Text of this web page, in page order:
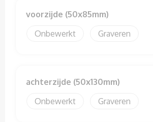
Veiligheidsvesten en Veiligheidshesjes
Vesten
voorzijde (50x85mm)
Onbewerkt
Graveren
achterzijde (50x130mm)
Onbewerkt
Graveren